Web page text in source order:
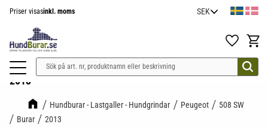
Priser visasinkl. moms
Favoriter
2013
Hundburar - Lastgaller - Hundgrindar Peugeot
508 SW
Burar
2013